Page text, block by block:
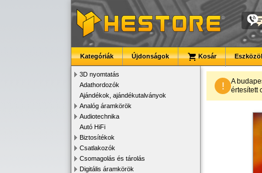
Kategóriák Újdonságok Kosár
3D nyomtatás
Adathordozók
Ajándékok, ajándékutalványok
Analóg áramkörök
Audiotechnika
Autó HiFi
Biztosítékok
Csatlakozók
Csomagolás és tárolás
Digitális áramkörök
! A
értesített